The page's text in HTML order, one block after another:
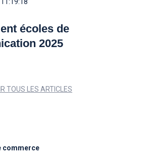
écoles de
2025
TOUS LES ARTICLES
commerce